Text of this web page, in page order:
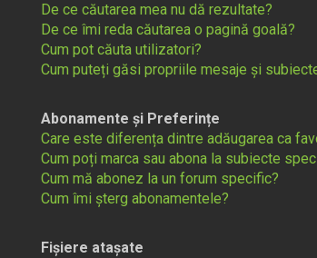
De ce căutarea mea nu dă rezultate?
De ce îmi reda căutarea o pagină goală?
Cum pot căuta utilizatori?
Cum puteți găsi propriile mesaje și
Abonamente și Preferințe
Care este diferența dintre adăugarea ca
Cum poți marca sau abona la subiecte
Cum mă abonez la un forum specific?
Cum îmi șterg abonamentele?
Fișiere atașate